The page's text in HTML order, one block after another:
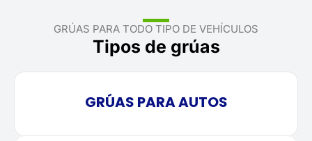
GRÚAS PARA TODO TIPO DE VEHÍCULOS
Tipos de grúas
GRÚAS PARA AUTOS